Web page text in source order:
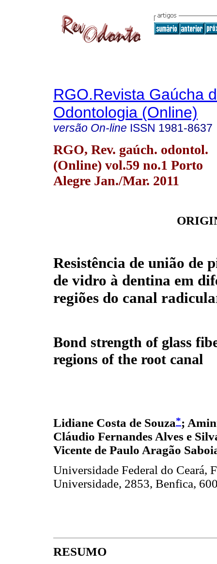
RGO.Revista Gaúcha
Odontologia (Online)
versão On-line ISSN 1981-8637
RGO, Rev. gaúch. odontol.
(Online) vol.59 no.1 Porto
Alegre Jan./Mar. 2011
Resistência de união de
de vidro à dentina em
regiões do canal
Bond strength of glass
regions of the root canal
Lidiane Costa de Souza*;
Cláudio Fernandes Alves e
Vicente de Paulo Aragão
Universidade Federal do Ceará,
Universidade, 2853, Benfica,
RESUMO